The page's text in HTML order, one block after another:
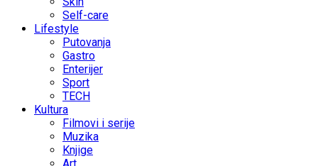
Self-care
Lifestyle
Putovanja
Gastro
Enterijer
Sport
TECH
Kultura
Filmovi i serije
Muzika
Knjige